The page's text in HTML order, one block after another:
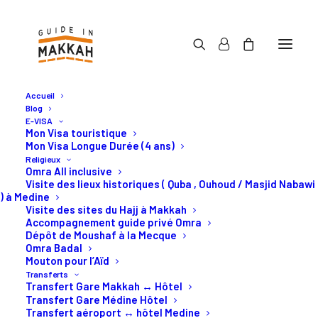
Accueil
Blog
E-VISA
Mon Visa touristique
Mon Visa Longue Durée (4 ans)
Religieux
Omra All inclusive
Visite des lieux historiques ( Quba , Ouhoud / Masjid Nabawi
) à Medine
Visite des sites du Hajj à Makkah
Accompagnement guide privé Omra
Dépôt de Moushaf à la Mecque
Omra Badal
Mouton pour l’Aïd
Transferts
Transfert Gare Makkah ↔ Hôtel
Transfert Gare Médine Hôtel
Transfert aéroport ↔ hôtel Medine
Activités en Arabie
Saoudite
Les meilleurs activités à
Djeddah et à Makkah.